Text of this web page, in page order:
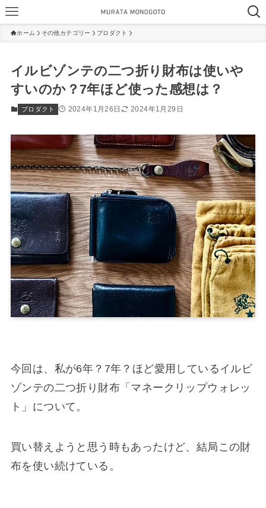
ホーム その他カテゴリー プロダクト
イルビゾンテの二つ折り財布は使いや
すいのか？7年ほど使った感想は？
プロダクト 2024年1月26日 2024年1月29日
今回は、私が6年？7年？ほど愛用しているイルビ
ゾンテの二つ折り財布「マネークリップウォレッ
ト」について。
買い替えようと思う時もあったけど、結局この財
布を使い続けている。